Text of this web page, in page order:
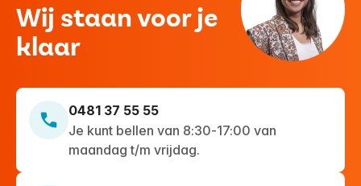
Wij staan voor je
klaar
0481 37 55 55
Je kunt bellen van 8:30-17:00 van
maandag t/m vrijdag.